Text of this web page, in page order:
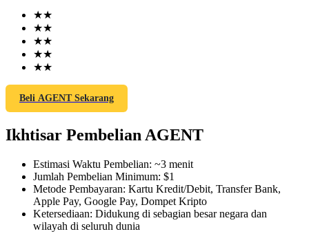
COIN-M Berjangka
Mata Uang Kripto Berjangka
TradFi
Derivatif saham, forex, logam mulia, dan komoditas
★★
★★
★★
★★
★★
Beli AGENT Sekarang
Ikhtisar Pembelian AGENT
Estimasi Waktu Pembelian: ~3 menit
Jumlah Pembelian Minimum: $1
Metode Pembayaran: Kartu Kredit/Debit, Transfer Bank,
Apple Pay, Google Pay, Dompet Kripto
Ketersediaan: Didukung di sebagian besar negara dan
wilayah di seluruh dunia